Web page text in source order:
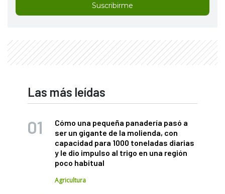
Suscribirme
Las más leídas
Cómo una pequeña panadería pasó a
ser un gigante de la molienda, con
capacidad para 1000 toneladas diarias
y le dio impulso al trigo en una región
poco habitual
Agricultura